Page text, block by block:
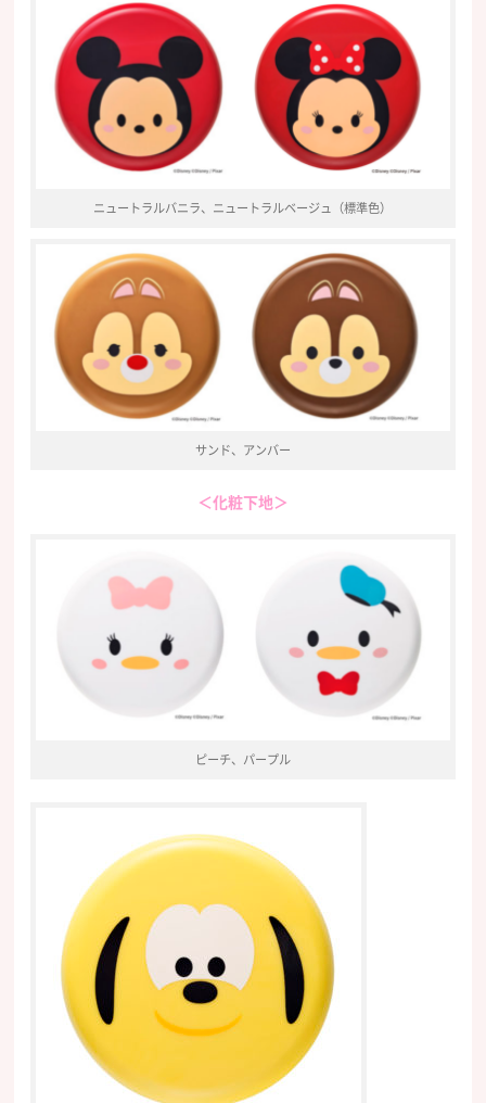
ニュートラルバニラ、ニュートラルベージュ（標準色）
サンド、アンバー
＜化粧下地＞
ピーチ、パープル